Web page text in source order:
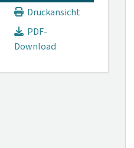
Druckansicht
PDF-
Download